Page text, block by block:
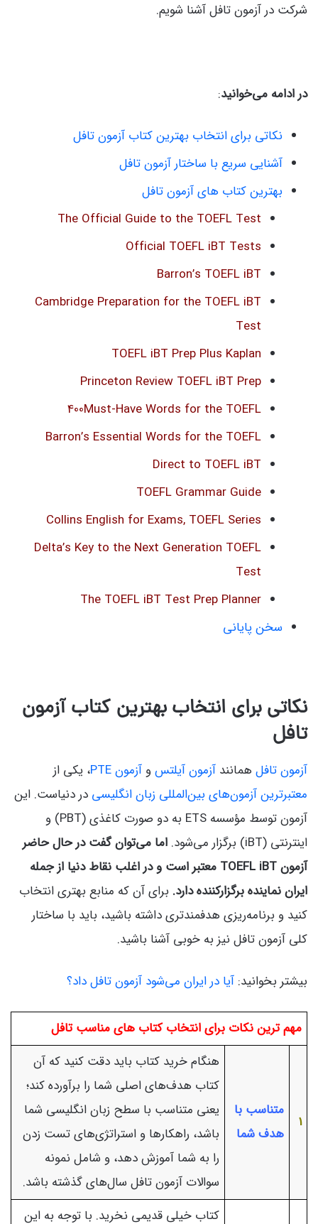
شرکت در آزمون تافل آشنا شویم.
در ادامه می‌خوانید:
نکاتی برای انتخاب بهترین کتاب آزمون تافل
آشنایی سریع با ساختار آزمون تافل
بهترین کتاب های آزمون تافل
The Official Guide to the TOEFL Test
Official TOEFL iBT Tests
Barron’s TOEFL iBT
Cambridge Preparation for the TOEFL iBT
Test
TOEFL iBT Prep Plus Kaplan
Princeton Review TOEFL iBT Prep
400Must-Have Words for the TOEFL
Barron’s Essential Words for the TOEFL
Direct to TOEFL iBT
TOEFL Grammar Guide
Collins English for Exams, TOEFL Series
Delta’s Key to the Next Generation TOEFL
Test
The TOEFL iBT Test Prep Planner
سخن پایانی
نکاتی برای انتخاب بهترین کتاب آزمون
تافل
آزمون تافل همانند آزمون آیلتسو آزمون PTE
، یکی از
معتبرترین آزمون‌های بین‌المللی زبان انگلیسی در دنیاست. این
آزمون توسط مؤسسه ETS به دو صورت کاغذی (PBT) و
اینترنتی (iBT) برگزار می‌شود.
اما می‌توان گفت در حال حاضر
آزمون TOEFL iBT معتبر است و در اغلب نقاط دنیا از جمله
ایران نماینده برگزارکننده دارد. برای آن که منابع بهتری انتخاب
کنید و برنامه‌ریزی هدفمندتری داشته باشید، باید با ساختار
کلی آزمون تافل نیز به خوبی آشنا باشید.
بیشتر بخوانید: آیا در ایران می‌شود آزمون تافل داد؟
مهم ترین نکات برای انتخاب کتاب های مناسب تافل
1
متناسب با
هدف شما
هنگام خرید کتاب باید دقت کنید که آن
کتاب هدف‌های اصلی شما را برآورده کند؛
یعنی متناسب با سطح زبان انگلیسی شما
باشد، راهکارها و استراتژی‌های تست زدن
را به شما آموزش دهد، و شامل نمونه
سوالات آزمون تافل سال‌های گذشته باشد.
کتاب خیلی قدیمی نخرید. با توجه به این